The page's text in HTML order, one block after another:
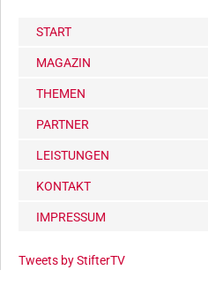
START
MAGAZIN
THEMEN
PARTNER
LEISTUNGEN
KONTAKT
IMPRESSUM
Tweets by StifterTV